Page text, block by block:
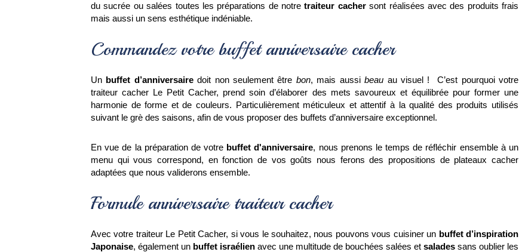
du sucrée ou salées toutes les préparations de notre traiteur cacher sont réalisées avec des produits frais
mais aussi un sens esthétique indéniable.
Commandez votre buffet anniversaire cacher
Un buffet d’anniversaire doit non seulement être bon, mais aussi beau au visuel !  C’est pourquoi votre
traiteur cacher Le Petit Cacher, prend soin d’élaborer des mets savoureux et équilibrée pour former une
harmonie de forme et de couleurs. Particulièrement méticuleux et attentif à la qualité des produits utilisés
suivant le grè des saisons, afin de vous proposer des buffets d’anniversaire exceptionnel.
En vue de la préparation de votre buffet d'anniversaire, nous prenons le temps de réfléchir ensemble à un
menu qui vous correspond, en fonction de vos goûts nous ferons des propositions de plateaux cacher
adaptées que nous validerons ensemble.
Formule anniversaire traiteur cacher
Avec votre traiteur Le Petit Cacher, si vous le souhaitez, nous pouvons vous cuisiner un buffet d’inspiration
Japonaise, également un buffet israélien avec une multitude de bouchées salées et salades